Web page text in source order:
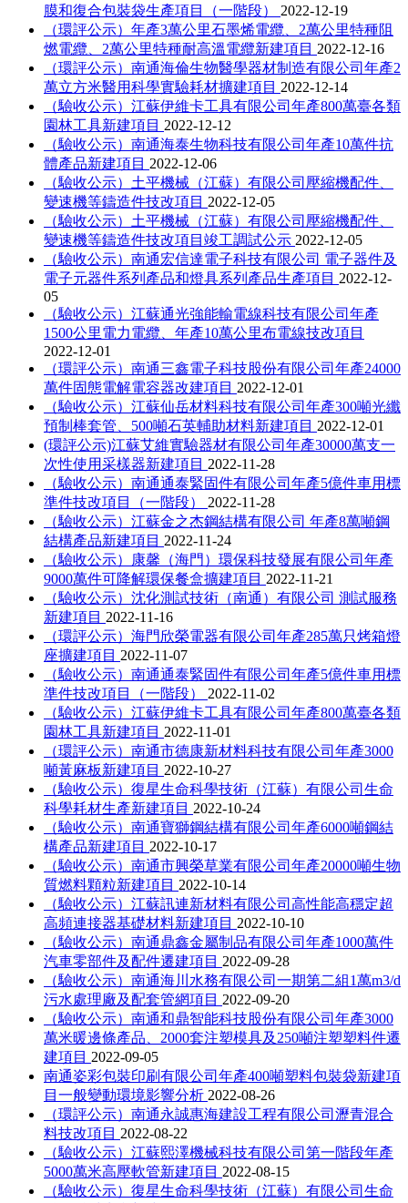
膜和復合包裝袋生產項目（一階段） 2022-12-19
（環評公示）年產3萬公里石墨烯電纜、2萬公里特種阻
燃電纜、2萬公里特種耐高溫電纜新建項目 2022-12-16
（環評公示）南通海倫生物醫學器材制造有限公司年產2
萬立方米醫用科學實驗耗材擴建項目 2022-12-14
（驗收公示）江蘇伊維卡工具有限公司年產800萬臺各類
園林工具新建項目 2022-12-12
（驗收公示）南通海泰生物科技有限公司年產10萬件抗
體產品新建項目 2022-12-06
（驗收公示）土平機械（江蘇）有限公司壓縮機配件、
變速機等鑄造件技改項目 2022-12-05
（驗收公示）土平機械（江蘇）有限公司壓縮機配件、
變速機等鑄造件技改項目竣工調試公示 2022-12-05
（驗收公示）南通宏信達電子科技有限公司 電子器件及
電子元器件系列產品和燈具系列產品生產項目 2022-12-
05
（驗收公示）江蘇通光強能輸電線科技有限公司年產
1500公里電力電纜、年產10萬公里布電線技改項目
2022-12-01
（環評公示）南通三鑫電子科技股份有限公司年產24000
萬件固態電解電容器改建項目 2022-12-01
（驗收公示）江蘇仙岳材料科技有限公司年產300噸光纖
預制棒套管、500噸石英輔助材料新建項目 2022-12-01
(環評公示)江蘇艾維實驗器材有限公司年產30000萬支一
次性使用采樣器新建項目 2022-11-28
（驗收公示）南通通泰緊固件有限公司年產5億件車用標
準件技改項目（一階段） 2022-11-28
（驗收公示）江蘇金之杰鋼結構有限公司 年產8萬噸鋼
結構產品新建項目 2022-11-24
（驗收公示）康馨（海門）環保科技發展有限公司年產
9000萬件可降解環保餐盒擴建項目 2022-11-21
（驗收公示）沈化測試技術（南通）有限公司 測試服務
新建項目 2022-11-16
（環評公示）海門欣榮電器有限公司年產285萬只烤箱燈
座擴建項目 2022-11-07
（驗收公示）南通通泰緊固件有限公司年產5億件車用標
準件技改項目（一階段） 2022-11-02
（驗收公示）江蘇伊維卡工具有限公司年產800萬臺各類
園林工具新建項目 2022-11-01
（環評公示）南通市德康新材料科技有限公司年產3000
噸黃麻板新建項目 2022-10-27
（驗收公示）復星生命科學技術（江蘇）有限公司生命
科學耗材生產新建項目 2022-10-24
（驗收公示）南通寶獅鋼結構有限公司年產6000噸鋼結
構產品新建項目 2022-10-17
（驗收公示）南通市興榮草業有限公司年產20000噸生物
質燃料顆粒新建項目 2022-10-14
（驗收公示）江蘇訊連新材料有限公司高性能高穩定超
高頻連接器基礎材料新建項目 2022-10-10
（驗收公示）南通鼎鑫金屬制品有限公司年產1000萬件
汽車零部件及配件遷建項目 2022-09-28
（驗收公示）南通海川水務有限公司一期第二組1萬m3/d
污水處理廠及配套管網項目 2022-09-20
（驗收公示）南通和鼎智能科技股份有限公司年產3000
萬米暖邊條產品、2000套注塑模具及250噸注塑塑料件遷
建項目 2022-09-05
南通姿彩包裝印刷有限公司年產400噸塑料包裝袋新建項
目一般變動環境影響分析 2022-08-26
（環評公示）南通永誠惠海建設工程有限公司瀝青混合
料技改項目 2022-08-22
（驗收公示）江蘇熙澤機械科技有限公司第一階段年產
5000萬米高壓軟管新建項目 2022-08-15
（驗收公示）復星生命科學技術（江蘇）有限公司生命